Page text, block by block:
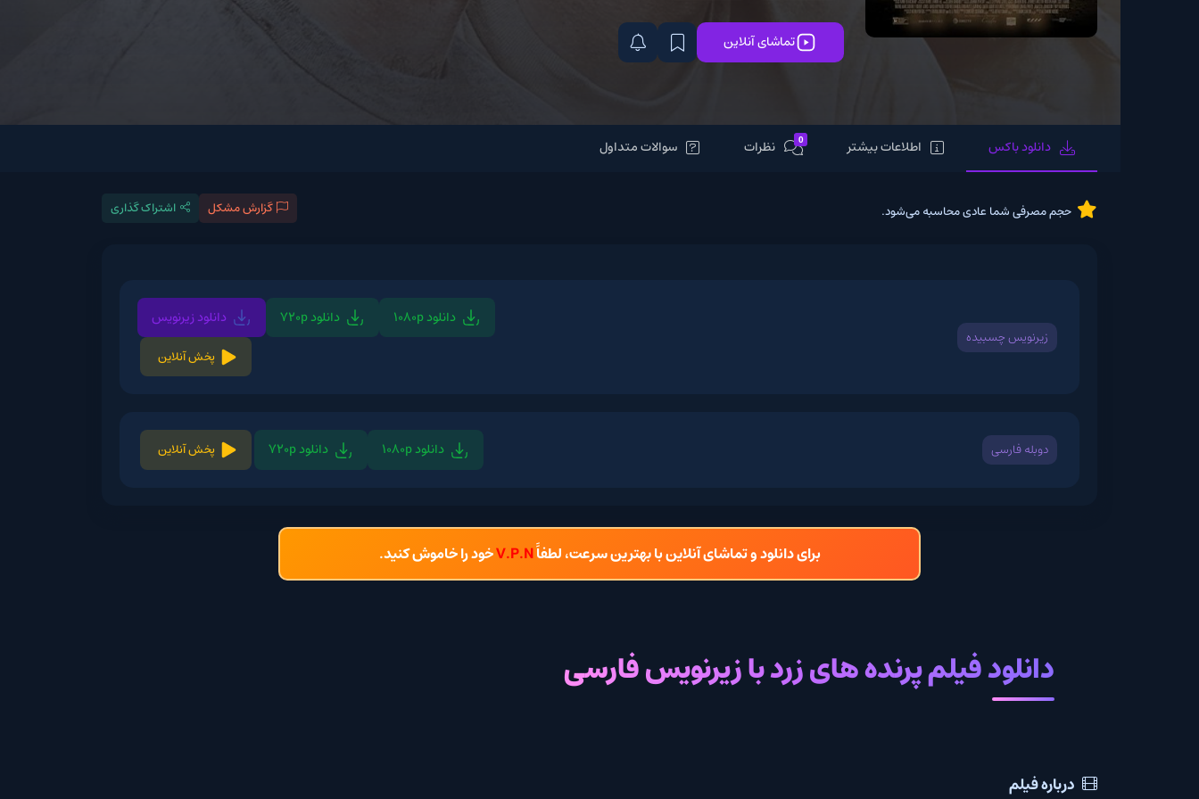
تماشای آنلاین
دانلود باکس اطلاعات بیشتر نظرات سوالات متداول
حجم مصرفی شما عادی محاسبه می‌شود. گزارش مشکل اشتراک گذاری
زیرنویس چسبیده
دانلود 720p دانلود زیرنویس
دانلود 720p پخش آنلاین
برای دانلود و تماشای آنلاین با بهترین سرعت، لطفاًV.P.Nخود را خاموش کنید.
دانلود فیلم پرنده های زرد با زیرنویس فارسی
درباره فیلم